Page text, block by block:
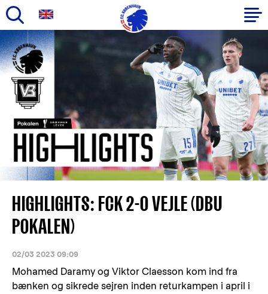
Gå
til
hovedindhold
Primær
navigation
HIGHLIGHTS: FCK 2-0 VEJLE (DBU
POKALEN)
02/03 2023 09:09
Mohamed Daramy og Viktor Claesson kom ind fra
bænken og sikrede sejren inden returkampen i april i